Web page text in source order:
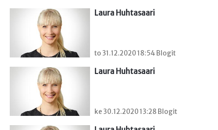
Laura Huhtasaari
to 31.12.2020 18:54 Blogit
Laura Huhtasaari
ke 30.12.2020 13:28 Blogit